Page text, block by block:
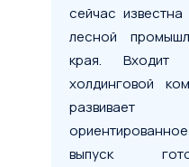
сейчас
лесной
края.
холдинговой
развивает
выпуск